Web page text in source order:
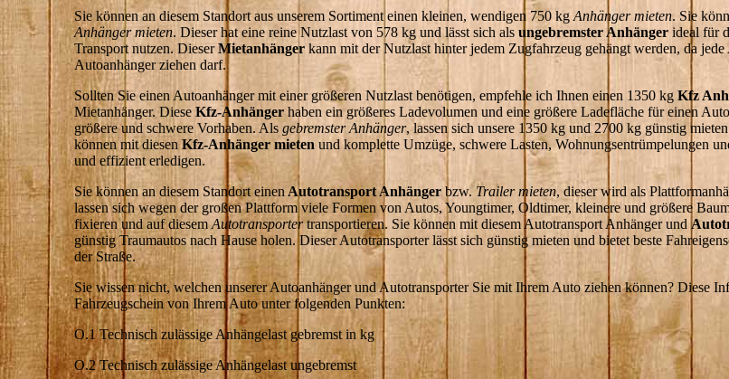
Sie können an diesem Standort aus unserem Sortiment einen kleinen, wendigen 750 kg Anhänger mieten. Sie
Anhänger mieten. Dieser hat eine reine Nutzlast von 578 kg und lässt sich als ungebremster Anhänger ideal für
Transport nutzen. DieserMietanhänger kann mit der Nutzlast hinter jedem Zugfahrzeug gehängt werden, da
Autoanhänger ziehen darf.
Sollten Sie einen Autoanhänger mit einer größeren Nutzlast benötigen, empfehle ich Ihnen einen 1350 kg Kfz
Mietanhänger. Diese Kfz-Anhänger haben ein größeres Ladevolumen und eine größere Ladefläche für einen
größere und schwere Vorhaben. Als gebremster Anhänger, lassen sich unsere 1350 kg und 2700 kg günstig
können mit diesen Kfz-Anhänger mieten und komplette Umzüge, schwere Lasten, Wohnungsentrümpelungen
und effizient erledigen.
Sie können an diesem Standort einen Autotransport Anhängerbzw.Trailer mieten, dieser wird als
lassen sich wegen der großen Plattform viele Formen von Autos, Youngtimer, Oldtimer, kleinere und größere
fixieren und auf diesemAutotransportertransportieren. Sie können mit diesem Autotransport Anhänger und
günstig Traumautos nach Hause holen. Dieser Autotransporter lässt sich günstig mieten und bietet beste
der Straße.
Sie wissen nicht, welchen unserer Autoanhänger und Autotransporter Sie mit Ihrem Auto ziehen können? Diese
Fahrzeugschein von Ihrem Auto unter folgenden Punkten:
O.1 Technisch zulässige Anhängelast gebremst in kg
O.2 Technisch zulässige Anhängelast ungebremst